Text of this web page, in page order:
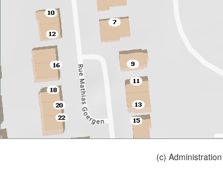
(c)